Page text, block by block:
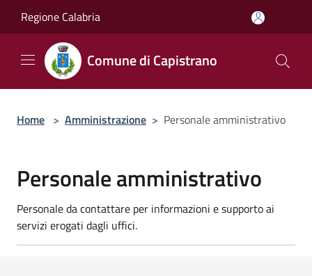
Regione Calabria
Comune di Capistrano
Home > Amministrazione > Personale amministrativo
Personale amministrativo
Personale da contattare per informazioni e supporto ai
servizi erogati dagli uffici.